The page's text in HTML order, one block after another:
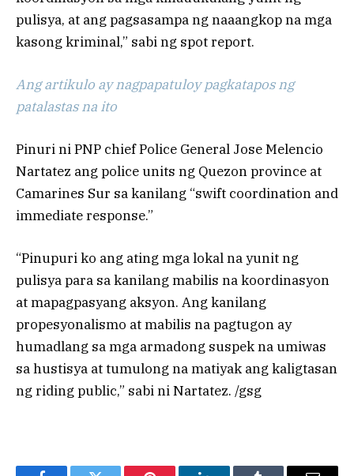
pulisya, at ang pagsasampa ng naaangkop na mga
kasong kriminal,” sabi ng spot report.
Ang artikulo ay nagpapatuloy pagkatapos ng
patalastas na ito
Pinuri ni PNP chief Police General Jose Melencio
Nartatez ang police units ng Quezon province at
Camarines Sur sa kanilang “swift coordination and
immediate response.”
“Pinupuri ko ang ating mga lokal na yunit ng
pulisya para sa kanilang mabilis na koordinasyon
at mapagpasyang aksyon. Ang kanilang
propesyonalismo at mabilis na pagtugon ay
humadlang sa mga armadong suspek na umiwas
sa hustisya at tumulong na matiyak ang kaligtasan
ng riding public,” sabi ni Nartatez. /gsg